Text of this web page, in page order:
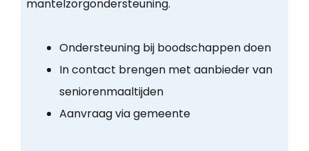
mantelzorgondersteuning.
Ondersteuning bij boodschappen doen
In contact brengen met aanbieder van
seniorenmaaltijden
Aanvraag via gemeente